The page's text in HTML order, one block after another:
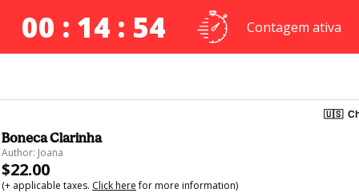
00 : 14 : 53 Contagem ativa
🇺🇸
Boneca Clarinha
Author: Joana
$22.00
(+ applicable taxes. Click herefor more information)